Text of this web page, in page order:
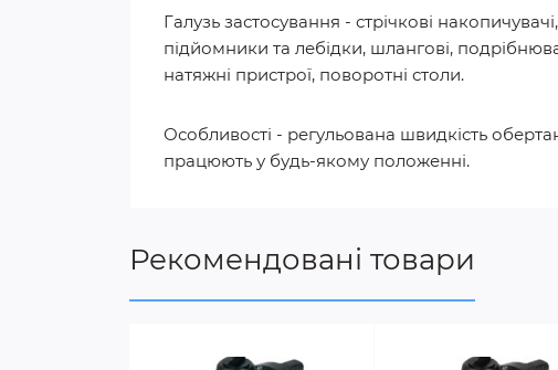
Галузь застосування - стрічкові
підйомники та лебідки, шлангові,
натяжні пристрої, поворотні столи.
Особливості - регульована швидкість
працюють у будь-якому положенні.
Рекомендовані товари